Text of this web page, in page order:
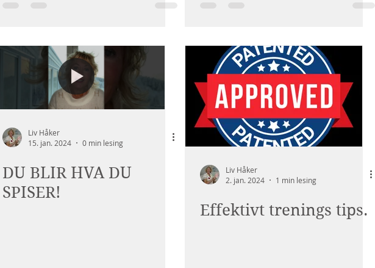
Liv Håker
15. jan. 2024
0 min lesing
DU BLIR HVA DU
SPISER!
Liv Håker
2. jan. 2024
1 min lesing
Effektivt trenings tips.